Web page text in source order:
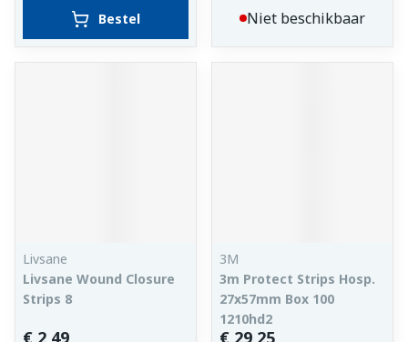
Bestel Niet beschikbaar
Livsane
Livsane Wound Closure
Strips 8
€ 2,49
3M
3m Protect Strips Hosp.
27x57mm Box 100
1210hd2
€ 29,25